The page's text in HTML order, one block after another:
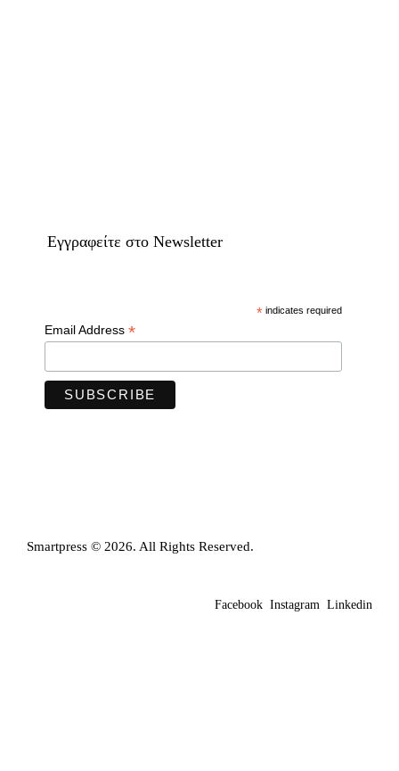
Eγγραφείτε στο Newsletter
* indicates required
Email Address *
Smartpress © 2026. All Rights Reserved.
Facebook Instagram Linkedin